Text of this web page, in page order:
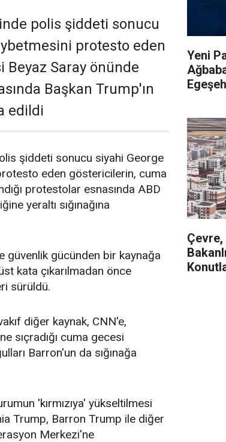
polis şiddeti sonucu
protesto eden
Saray önünde
Başkan Trump'ın
edildi
şiddeti sonucu siyahi George
eden göstericilerin, cuma
protestolar esnasında ABD
yeraltı sığınağına
güvenlik gücünden bir kaynağa
kata çıkarılmadan önce
sürüldü.
diğer kaynak, CNN'e,
sıçradığı cuma gecesi
Barron'un da sığınağa
'kırmızıya' yükseltilmesi
Trump, Barron Trump ile diğer
Merkezi'ne
Yeni